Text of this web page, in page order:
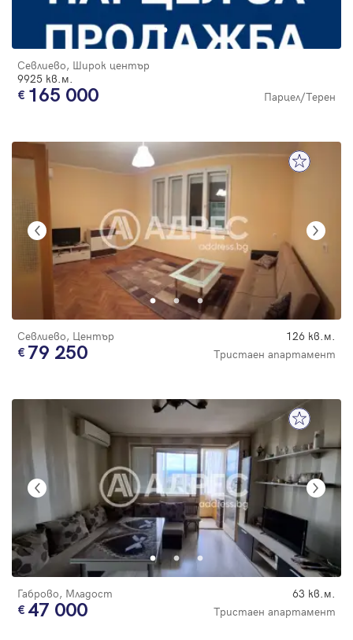
Севлиево, Широк център
9925 кв.м.
165 000 Парцел/Терен
Севлиево, Център 126 кв.м.
79 250 Тристаен апартамент
Габрово, Младост 63 кв.м.
47 000 Тристаен апартамент